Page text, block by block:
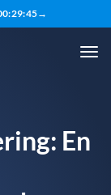
:29:44→
En